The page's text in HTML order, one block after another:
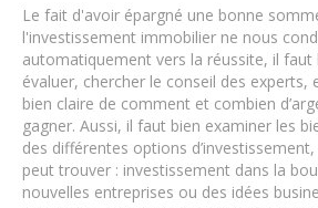
Le fait d'avoir épargné une bonne
l'investissement immobilier ne nous
automatiquement vers la réussite, il
évaluer, chercher le conseil des experts,
bien claire de comment et combien
gagner. Aussi, il faut bien examiner les
des différentes options
peut trouver : investissement dans la
nouvelles entreprises ou des idées